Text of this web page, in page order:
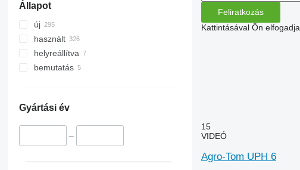
Állapot
új
használt
helyreállítva
bemutatás
Gyártási év
–
Feliratkozás
Kattintásával Ön elfogadja
15
VIDEÓ
Agro-Tom UPH 6